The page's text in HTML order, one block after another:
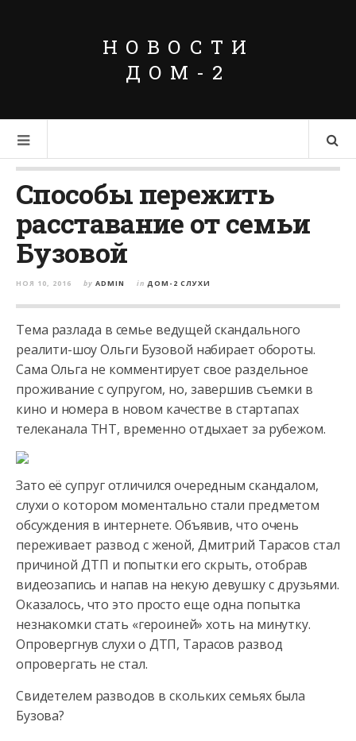
НОВОСТИ
ДОМ-2
Способы пережить
расставание от семьи
Бузовой
НОЯ 10, 2016 by ADMIN in ДОМ-2 СЛУХИ
Тема разлада в семье ведущей скандального
реалити-шоу Ольги Бузовой набирает обороты.
Сама Ольга не комментирует свое раздельное
проживание с супругом, но, завершив съемки в
кино и номера в новом качестве в стартапах
телеканала ТНТ, временно отдыхает за рубежом.
Зато её супруг отличился очередным скандалом,
слухи о котором моментально стали предметом
обсуждения в интернете. Объявив, что очень
переживает развод с женой, Дмитрий Тарасов стал
причиной ДТП и попытки его скрыть, отобрав
видеозапись и напав на некую девушку с друзьями.
Оказалось, что это просто еще одна попытка
незнакомки стать «героиней» хоть на минутку.
Опровергнув слухи о ДТП, Тарасов развод
опровергать не стал.
Свидетелем разводов в скольких семьях была
Бузова?